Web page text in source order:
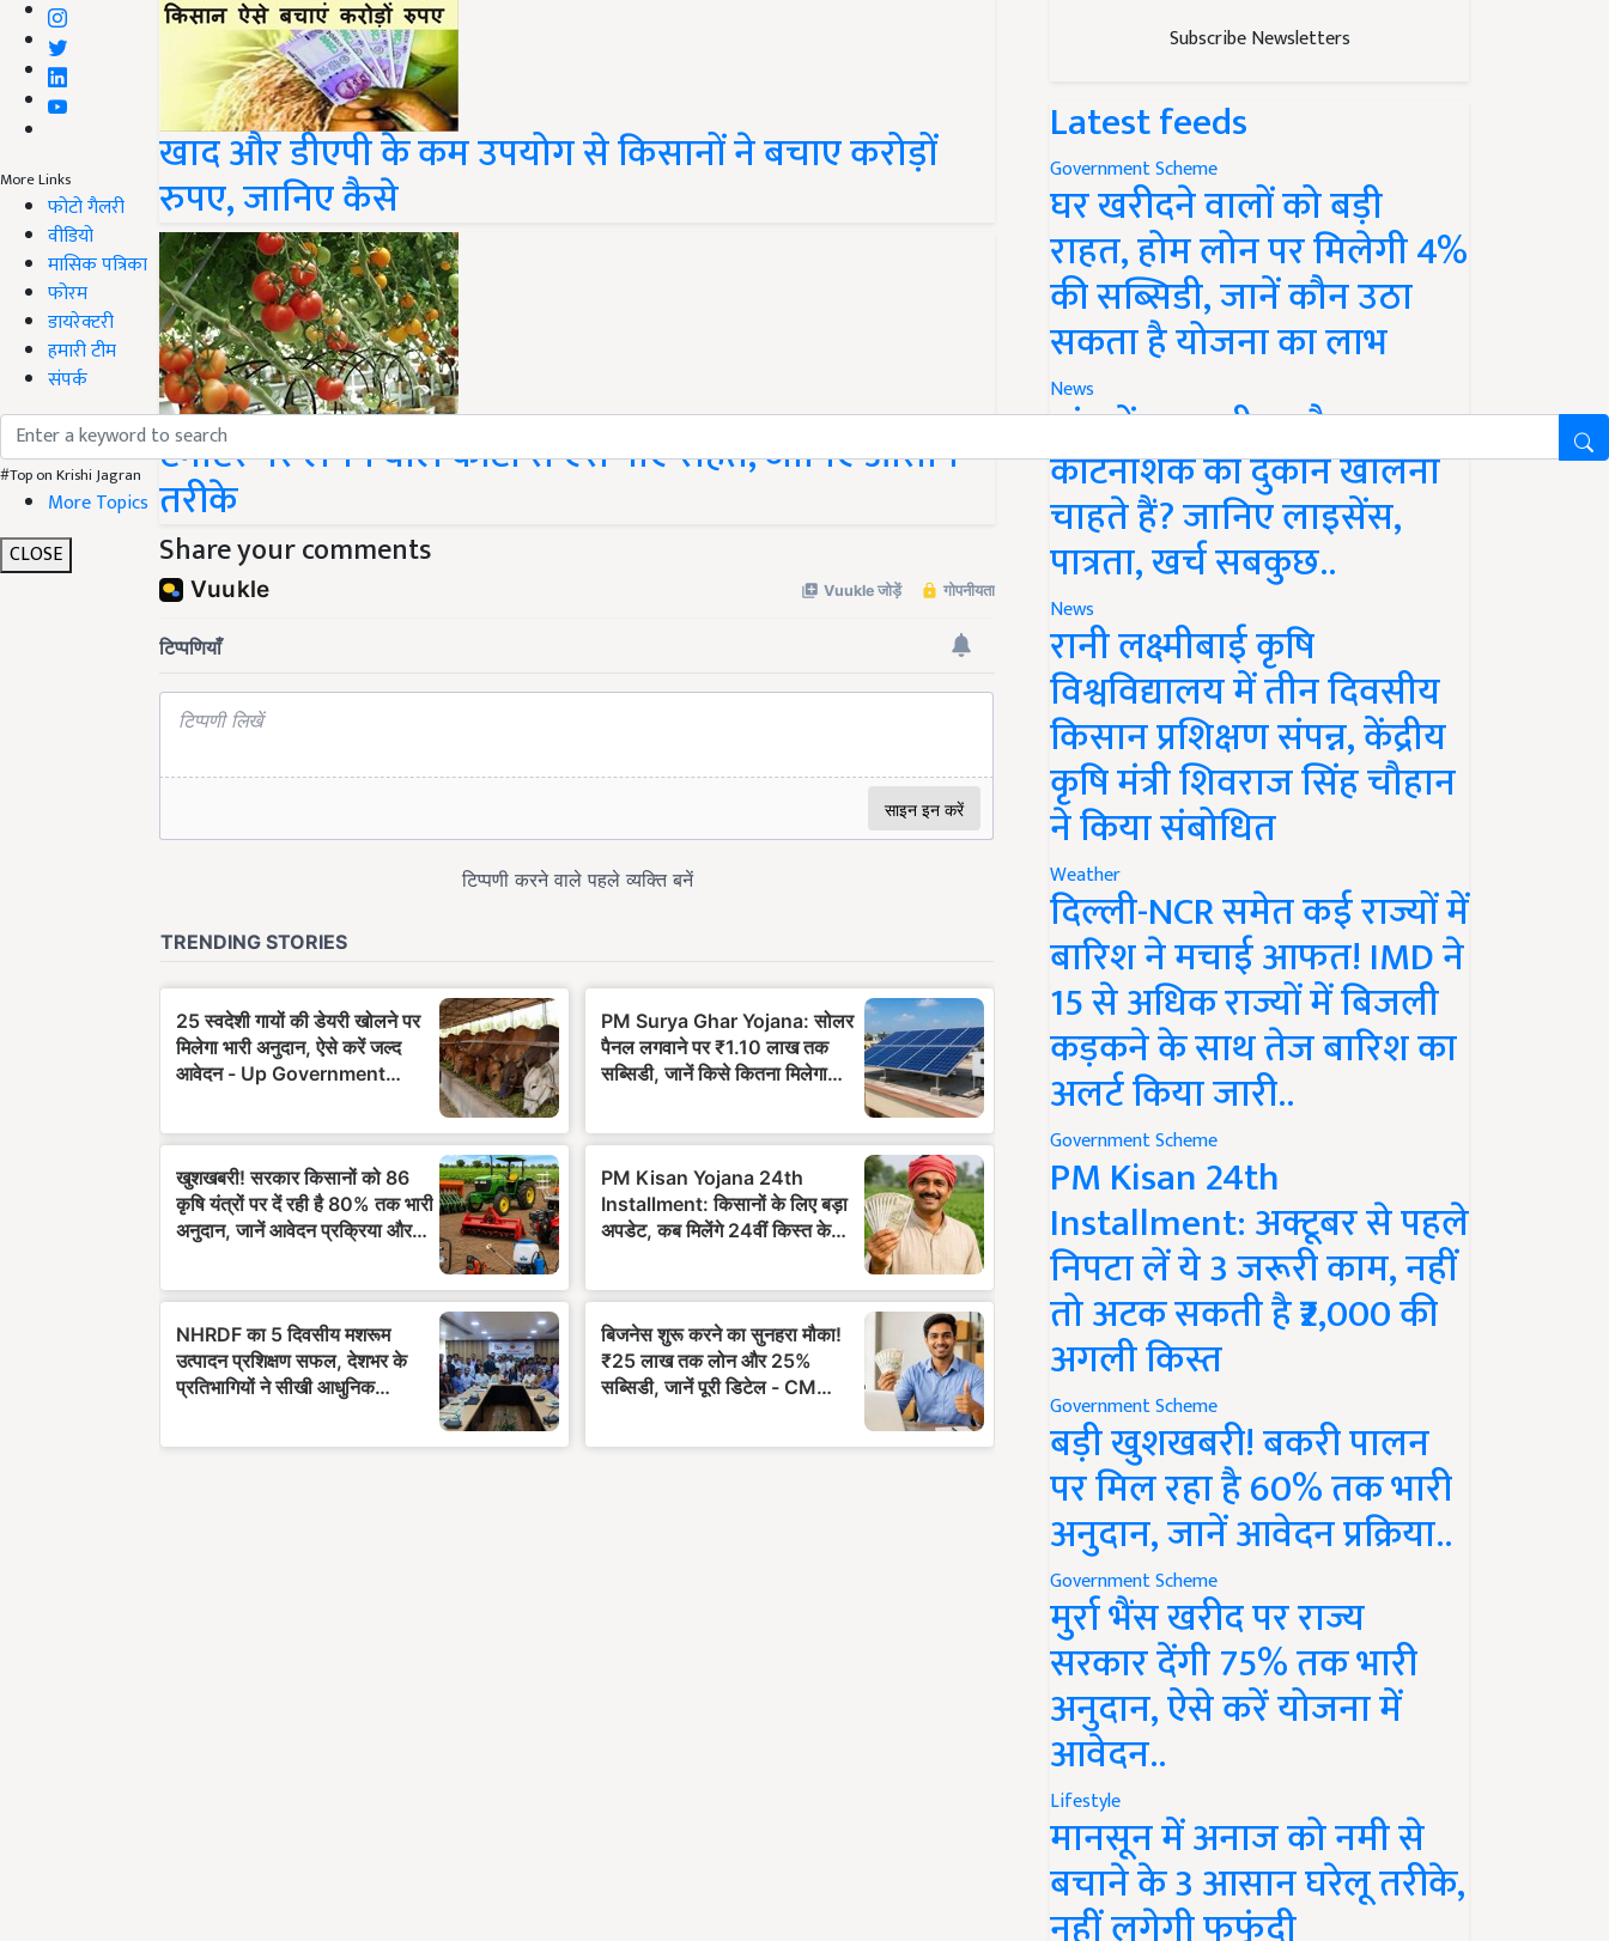
More Links
फोटो गैलरी
वीडियो
मासिक पत्रिका
फोरम
डायरेक्टरी
हमारी टीम
संपर्क
#Top on Krishi Jagran
More Topics
CLOSE
खाद और डीएपी के कम उपयोग से किसानों ने बचाए करोड़ों
रुपए, जानिए कैसे
टमाटर पर लगने वाले कीटों से ऐसे पाएं राहत, जानिए आसान
तरीके
Share your comments
Subscribe Newsletters
Latest feeds
Government Scheme
घर खरीदने वालों को बड़ी
राहत, होम लोन पर मिलेगी 4%
की सब्सिडी, जानें कौन उठा
सकता है योजना का लाभ
News
गांव में खाद, बीज और
कीटनाशक की दुकान खोलना
चाहते हैं? जानिए लाइसेंस,
पात्रता, खर्च सबकुछ..
News
रानी लक्ष्मीबाई कृषि
विश्वविद्यालय में तीन दिवसीय
किसान प्रशिक्षण संपन्न, केंद्रीय
कृषि मंत्री शिवराज सिंह चौहान
ने किया संबोधित
Weather
दिल्ली-NCR समेत कई राज्यों में
बारिश ने मचाई आफत! IMD ने
15 से अधिक राज्यों में बिजली
कड़कने के साथ तेज बारिश का
अलर्ट किया जारी..
Government Scheme
PM Kisan 24th
Installment: अक्टूबर से पहले
निपटा लें ये 3 जरूरी काम, नहीं
तो अटक सकती है ₹2,000 की
अगली किस्त
Government Scheme
बड़ी खुशखबरी! बकरी पालन
पर मिल रहा है 60% तक भारी
अनुदान, जानें आवेदन प्रक्रिया..
Government Scheme
मुर्रा भैंस खरीद पर राज्य
सरकार देंगी 75% तक भारी
अनुदान, ऐसे करें योजना में
आवेदन..
Lifestyle
मानसून में अनाज को नमी से
बचाने के 3 आसान घरेलू तरीके,